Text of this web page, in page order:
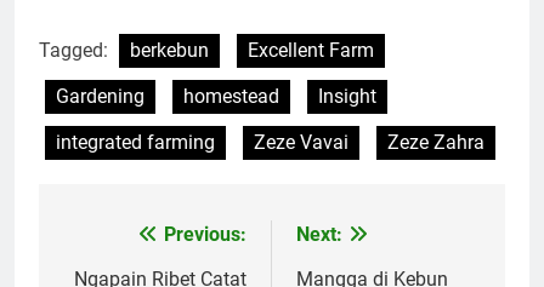
Tagged: berkebun
Excellent Farm
Gardening
homestead
Insight
integrated farming
Zeze Vavai Zeze Zahra
Previous:
Ngapain Ribet Catat
Next:
Mangga di Kebun